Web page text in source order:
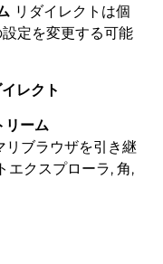
リダイレクトは個
定を変更する可能
レクト
ーム
ブラウザを引き継
エクスプローラ, 角,